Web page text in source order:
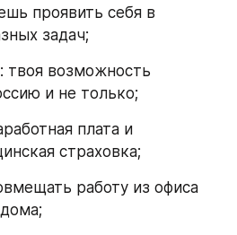
проявить себя в
задач;
твоя возможность
и не только;
плата и
страховка;
работу из офиса